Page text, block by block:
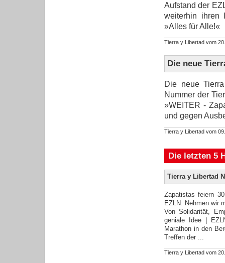
Aufstand der
weiterhin ihren
»Alles für Alle!«
Tierra y Libertad vom
Die neue
Die neue
Nummer der
»WEITER -
und gegen
Tierra y Libertad vom
Die letzten 5
Tierra y Libertad
Zapatistas feiern
EZLN: Nehmen wir
Von Solidarität,
geniale Idee |
Marathon in den
Treffen der ...
Tierra y Libertad vom